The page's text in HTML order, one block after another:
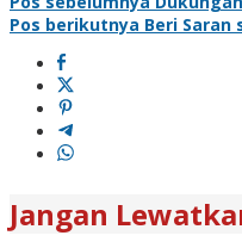
Pos berikutnya Beri Saran
Jangan